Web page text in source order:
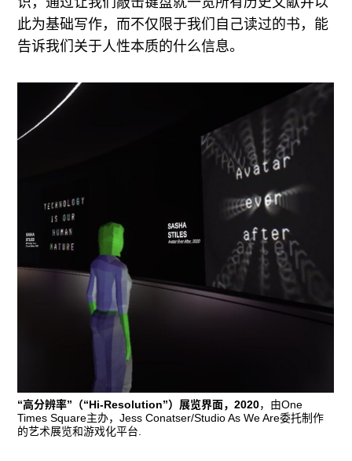
此为基础写作，而不仅限于我们自己读过的书，能
告诉我们关于人性本质的什么信息。
“高分辨率”（“Hi-Resolution”）展览界面，2020，由One
Times Square主办，Jess Conatser/Studio As We Are委托制作
的艺术展览和游戏化平台.